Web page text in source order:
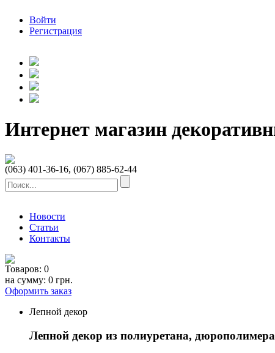
Войти
Регистрация
Интернет магазин
(063) 401-36-16, (067) 885-62-44
Новости
Статьи
Контакты
Товаров: 0
на сумму: 0 грн.
Оформить заказ
Лепной декор
Лепной декор из полиуретана,